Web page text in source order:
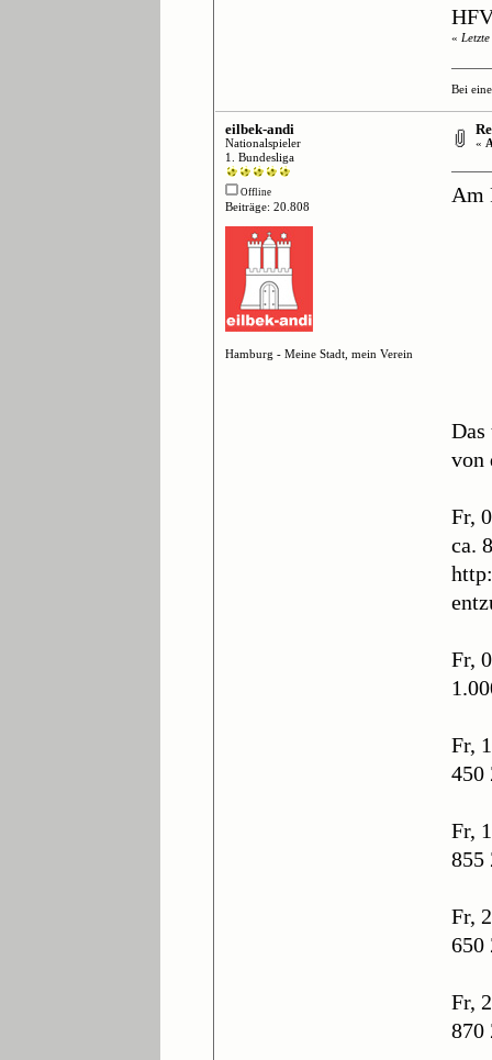
«
Bei
eilbek-andi
Nationalspieler
1. Bundesliga
Offline
Beiträge: 20.808
Hamburg - Meine Stadt, mein Verein
«
Am
von
Fr,
ca.
Fr,
Fr,
450
Fr,
855
Fr,
650
Fr,
870